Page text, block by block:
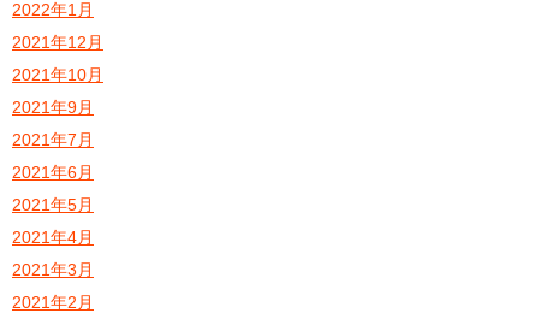
2022年1月
2021年12月
2021年10月
2021年9月
2021年7月
2021年6月
2021年5月
2021年4月
2021年3月
2021年2月